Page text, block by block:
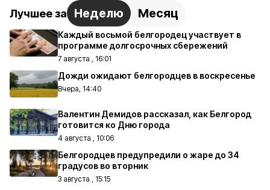
Лучшее за Неделю Месяц
Каждый восьмой белгородец участвует в
программе долгосрочных сбережений
7 августа , 16:01
Дожди ожидают белгородцев в воскресенье
Вчера, 14:40
Валентин Демидов рассказал, как Белгород
готовится ко Дню города
4 августа , 10:06
Белгородцев предупредили о жаре до 34
градусов во вторник
3 августа , 15:15